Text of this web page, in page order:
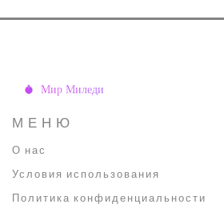
МЕНЮ
О нас
Условия использования
Политика конфиденциальности